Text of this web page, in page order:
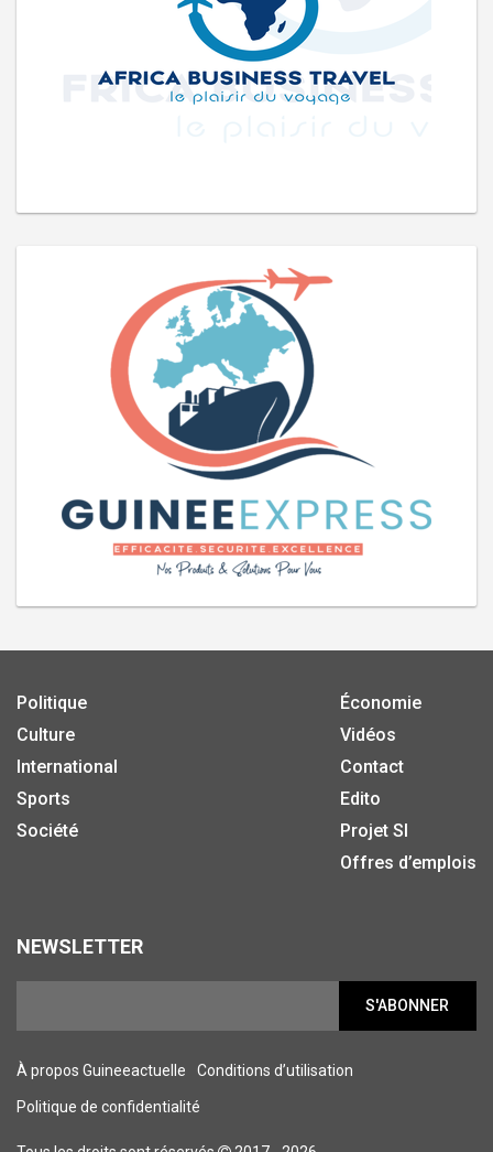
Politique
Culture
International
Sports
Société
Économie
Vidéos
Contact
Edito
Projet SI
Offres d’emplois
NEWSLETTER
S'ABONNER
À propos Guineeactuelle Conditions d’utilisation
Politique de confidentialité